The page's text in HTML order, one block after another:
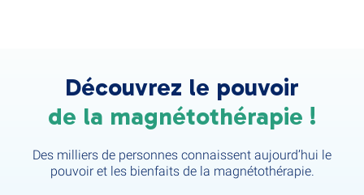
Découvrez le pouvoir
de la magnétothérapie !
Des milliers de personnes connaissent aujourd’hui le
pouvoir et les bienfaits de la magnétothérapie.